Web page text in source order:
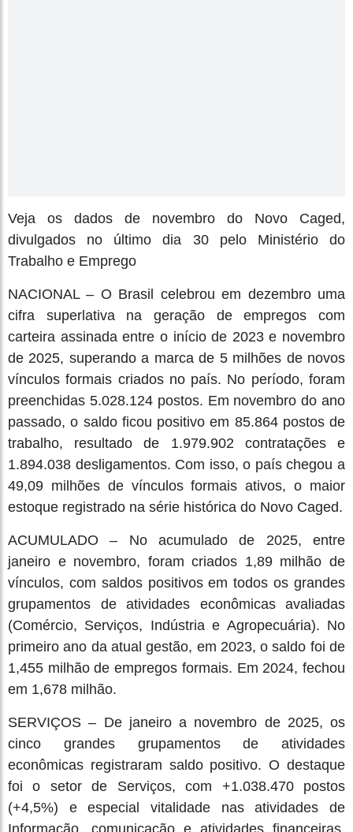
Veja os dados de novembro do Novo Caged,
divulgados no último dia 30 pelo Ministério do
Trabalho e Emprego
NACIONAL – O Brasil celebrou em dezembro uma
cifra superlativa na geração de empregos com
carteira assinada entre o início de 2023 e novembro
de 2025, superando a marca de 5 milhões de novos
vínculos formais criados no país. No período, foram
preenchidas 5.028.124 postos. Em novembro do ano
passado, o saldo ficou positivo em 85.864 postos de
trabalho, resultado de 1.979.902 contratações e
1.894.038 desligamentos. Com isso, o país chegou a
49,09 milhões de vínculos formais ativos, o maior
estoque registrado na série histórica do Novo Caged.
ACUMULADO – No acumulado de 2025, entre
janeiro e novembro, foram criados 1,89 milhão de
vínculos, com saldos positivos em todos os grandes
grupamentos de atividades econômicas avaliadas
(Comércio, Serviços, Indústria e Agropecuária). No
primeiro ano da atual gestão, em 2023, o saldo foi de
1,455 milhão de empregos formais. Em 2024, fechou
em 1,678 milhão.
SERVIÇOS – De janeiro a novembro de 2025, os
cinco grandes grupamentos de atividades
econômicas registraram saldo positivo. O destaque
foi o setor de Serviços, com +1.038.470 postos
(+4,5%) e especial vitalidade nas atividades de
Informação, comunicação e atividades financeiras,